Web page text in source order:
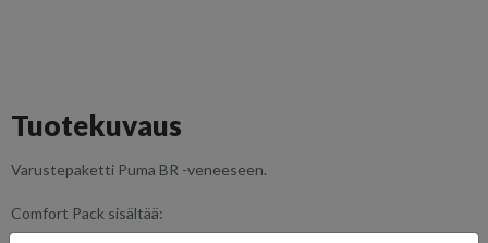
Tuotekuvaus
Varustepaketti Puma BR -veneeseen.
Comfort Pack sisältää: